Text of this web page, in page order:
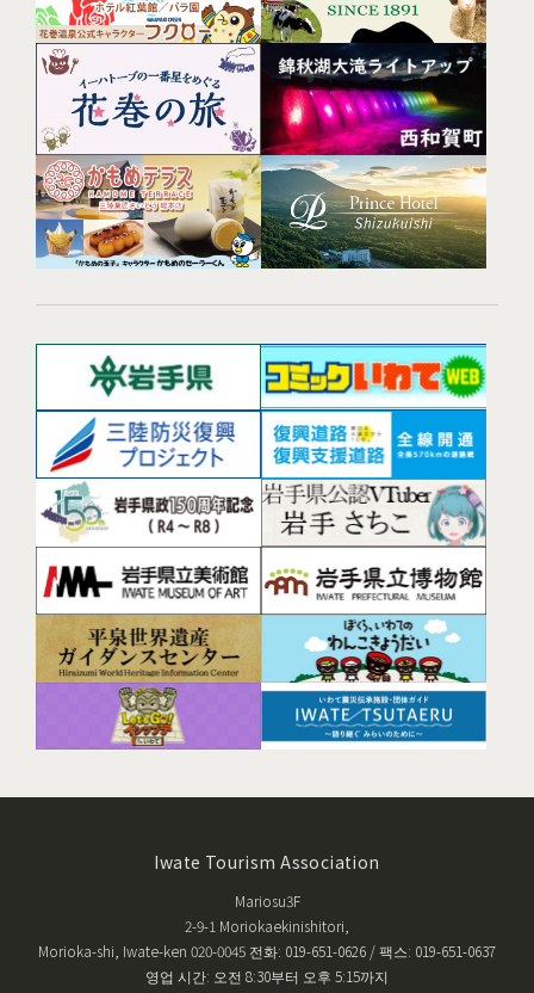
Iwate Tourism Association
Mariosu3F
2-9-1 Moriokaekinishitori,
Morioka-shi, Iwate-ken 020-0045 전화: 019-651-0626 / 팩스: 019-651-0637
영업 시간: 오전 8:30부터 오후 5:15까지